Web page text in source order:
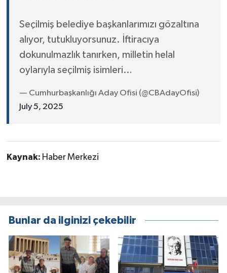
Seçilmiş belediye başkanlarımızı gözaltına
alıyor, tutukluyorsunuz. İftiracıya
dokunulmazlık tanırken, milletin helal
oylarıyla seçilmiş isimleri…
— Cumhurbaşkanlığı Aday Ofisi (@CBAdayOfisi)
July 5, 2025
Kaynak: Haber Merkezi
Bunlar da ilginizi çekebilir